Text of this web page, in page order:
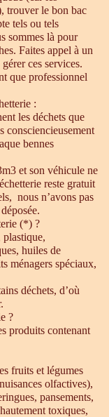
trouver le bon bac
tels ou tels
sommes là pour
Faites appel à un
ces services.
que professionnel
:
les déchets que
consciencieusement
bennes
et son véhicule ne
reste gratuit
nous n’avons pas
(*) ?
plastique,
huiles de
ménagers spéciaux,
déchets, d’où
?
produits contenant
fruits et légumes
olfactives),
pansements,
toxiques,